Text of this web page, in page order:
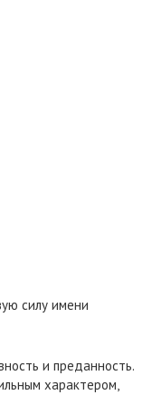
силу имени
и преданность.
характером,